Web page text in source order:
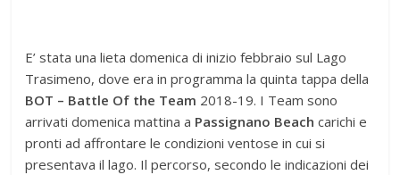
E’ stata una lieta domenica di inizio febbraio sul Lago
Trasimeno, dove era in programma la quinta tappa della
BOT – Battle Of the Team 2018-19. I Team sono
arrivati domenica mattina a Passignano Beach carichi e
pronti ad affrontare le condizioni ventose in cui si
presentava il lago. Il percorso, secondo le indicazioni dei